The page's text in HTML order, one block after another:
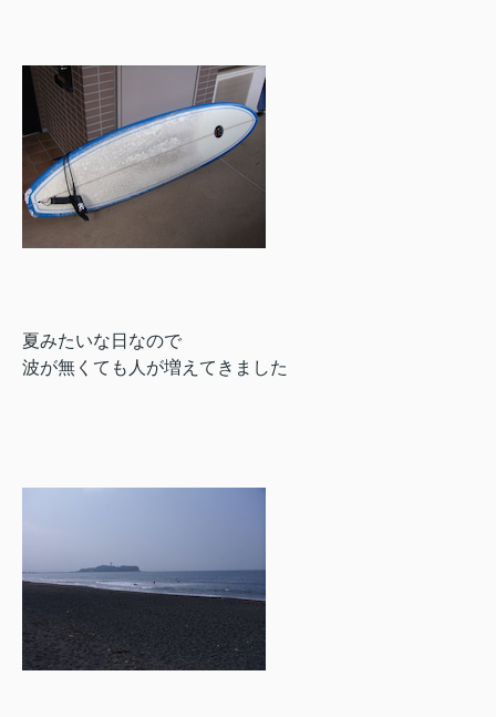
夏みたいな日なので
波が無くても人が増えてきました